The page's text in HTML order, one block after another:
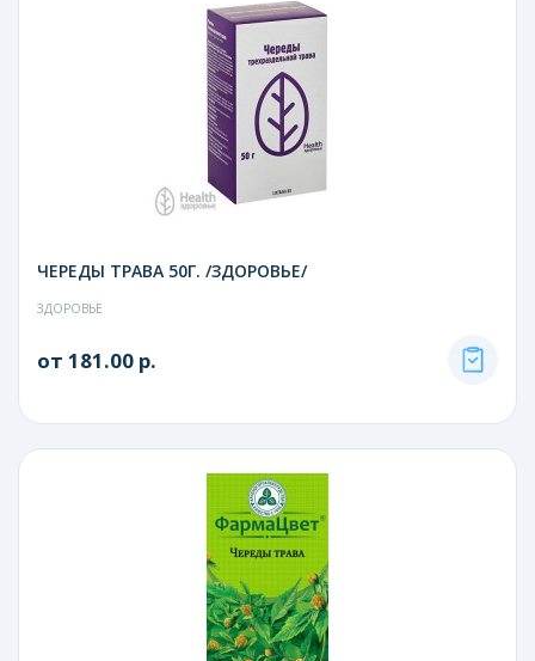
ЧЕРЕДЫ ТРАВА 50Г. /ЗДОРОВЬЕ/
ЗДОРОВЬЕ
от 181.00 р.